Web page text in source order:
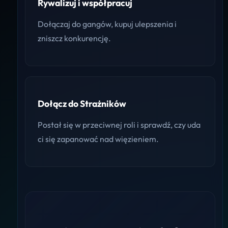
Rywalizuj i współpracuj
Dołączaj do gangów, kupuj ulepszenia i
zniszcz konkurencję.
Dołącz do Strażników
Postał się w przeciwnej roli i sprawdź, czy uda
ci się zapanować nad więzieniem.